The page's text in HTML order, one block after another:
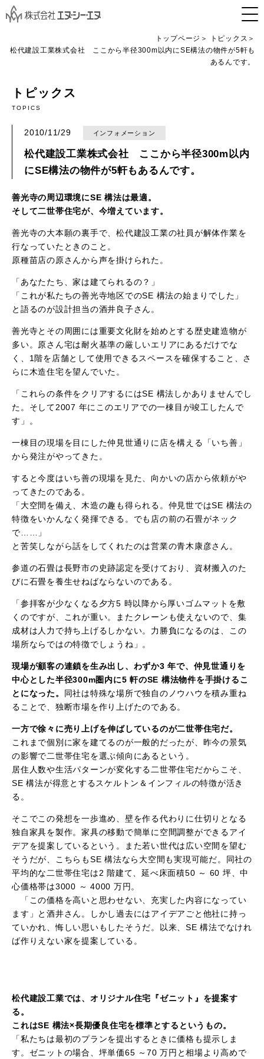
トップページ
トピックス
松代建設工業株式会社 ここから半径300m以内にSE構法の物件が5軒も
あるんです。
トピックス
TOPICS
2010/11/29 インフォメーション
松代建設工業株式会社 ここから半径300m以内
にSE構法の物件が5軒もあるんです。
善光寺の周辺環境にSE 構法は最適。
そして二世帯住宅が、今増えています。
善光寺の大本願の裏手で、松代建設工業の社員が解体作業を
行なっていたときのこと。
原種苗店の原さんから声を掛けられた。
「あなたたち、家は建てられるの？」
「これが私たちの善光寺地区でのSE 構法の始まりでした」
と語るのが設計担当の酒井良子さん。
善光寺とその周囲には重要文化財を始めとする歴史建造物が
多い。原さん宅は耐火基準の厳しいエリアにあるだけでな
く、1階を店舗として使用できるスペースを確保すること、さ
らに木造住宅を望んでいた。
「これらの条件をクリアするにはSE 構法しかありませんでし
た。そして2007 年にこのエリアでの一棟目が竣工したんで
す」。
一棟目の現場を目にした仲見世通りに店を構える「いち善」
から発注がやってきた。
すると今度はいち善の現場を見た、向かいの店から依頼がや
ってきたのである。
「大空間を備え、木造の趣も得られる。仲見世ではSE 構法の
特徴をいかんなく発揮できる。でも店の前の石畳がネック
で……」
と苦笑しながら話をしてくれたのは営業の青木康彦さん。
参道の石畳は長野市の史跡認定を受けており、資材搬入のた
びに石畳を養生せねばならないのである。
「参拝客が少なくなる夕方5 時以降から厚いゴムマットを敷
くのですが、これが重い。またクレーンも使えないので、集
成材は人力で持ち上げるしかない。力勝負になるのは、この
場所ならではの特徴でしょうね」。
現場が顧客の連鎖を生み出し、わずか3 年で、仲見世通りを
中心とした半径300m圏内に5 軒のSE 構法物件を手掛けるこ
とになった。 同社は特殊な場所で独自のノウハウを積み重ね
ることで、独断市場を作り上げたのである。
一方で徐々に売り上げを伸ばしているのが二世帯住宅だ。
これまで個別に家を建てるのが一般的だったが、昨今の景気
の影響で二世帯住宅を選ぶ傾向にあるという。
居住人数や生活パターンが変化する二世帯住宅だからこそ、
SE 構法が得意とするスケルトン＆インフィルの特徴が活き
る。
そこでこの発想を一歩進め、壁を作る代わりに仕切りとなる
独自家具を製作。家具の移動で簡単に空間調整ができるアイ
デアを提案しているという。また若い世代は広い空間を望む
そうだが、こちらもSE 構法なら大空間も実現可能だ。同社の
平均的な二世帯住宅は2 階建て、延べ床面積50 ～ 60 坪、中
心価格帯は3000 ～ 4000 万円。
「この価格を高いと思わせない、充実した内容になってい
ます」と酒井さん。しかし過去にはアイデアごと他社に持っ
ていかれ、悔しい思いもしたそうだ。以来、SE 構法でなけれ
ば作りえない家を提案している。
松代建設工業では、オリジナル住宅『ゼニット』を提案す
る。
これはSE 構法×長期優良住宅を標準とするというもの。
「私たちは最初のプランを提出するときに価格も提示しま
す。ゼニットの場合、坪単価65 ～70 万円と相場より高めで